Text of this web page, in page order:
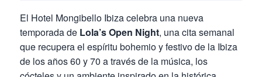
El Hotel Mongibello Ibiza celebra una nueva
temporada de Lola’s Open Night, una cita semanal
que recupera el espíritu bohemio y festivo de la Ibiza
de los años 60 y 70 a través de la música, los